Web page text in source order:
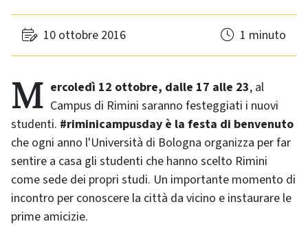
10 ottobre 2016 1 minuto
Mercoledì 12 ottobre, dalle 17 alle 23, al
Campus di Rimini saranno festeggiati i nuovi
studenti. #riminicampusday è la festa di benvenuto
che ogni anno l'Università di Bologna organizza per far
sentire a casa gli studenti che hanno scelto Rimini
come sede dei propri studi. Un importante momento di
incontro per conoscere la città da vicino e instaurare le
prime amicizie.